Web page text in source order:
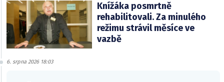
Knížáka posmrtně
rehabilitovali. Za minulého
režimu strávil měsíce ve
vazbě
6. srpna 2026 18:03